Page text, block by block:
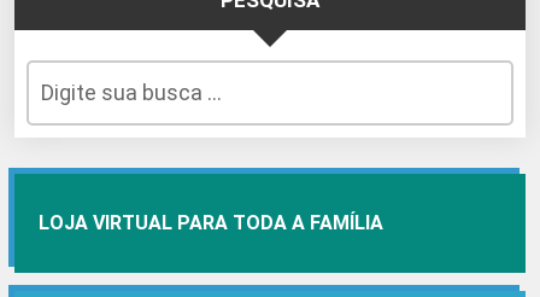
LOJA VIRTUAL PARA TODA A FAMÍLIA